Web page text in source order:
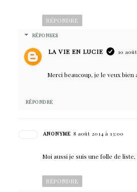
RÉPONDRE
RÉPONSES
LA VIE EN LUCIE 10
Merci beaucoup, je le veux bien
RÉPONDRE
ANONYME 8 août 2014 à 13:00
Moi aussi je suis une folle de
RÉPONDRE